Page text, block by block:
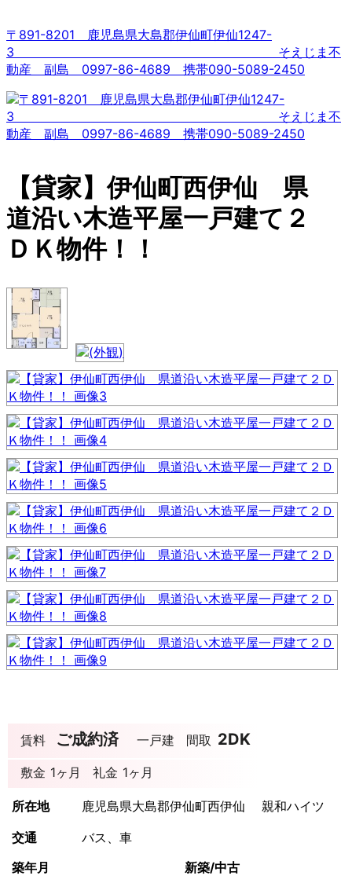
ン
テ
ン
へ
ス
キ
〒891-8201 鹿児島県大島郡伊仙町伊仙1247-
3 そえじま不
動産 副島 0997-86-4689 携帯090-5089-2450
【貸家】伊仙町西伊仙 県
道沿い木造平屋一戸建て２
ＤＫ物件！！
賃料 ご成約済 一戸建 間取 2DK
敷金 1ヶ月 礼金 1ヶ月
所在地
鹿児島県大島郡伊仙町西伊仙 親和ハイツ
交通
バス、車
築年月
新築/中古